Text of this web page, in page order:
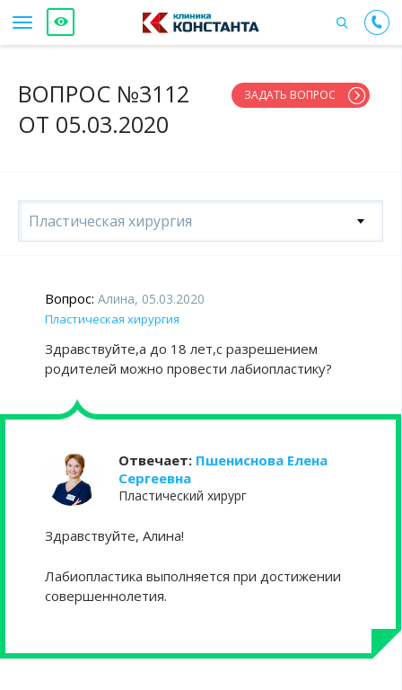
ВОПРОС №3112
ОТ 05.03.2020
ЗАДАТЬ ВОПРОС
Пластическая хирургия
Вопрос: Алина, 05.03.2020
Пластическая хирургия
Здравствуйте,а до 18 лет,с разрешением
родителей можно провести лабиопластику?
Отвечает: Пшениснова Елена
Сергеевна
Пластический хирург
Здравствуйте, Алина!
Лабиопластика выполняется при достижении
совершеннолетия.